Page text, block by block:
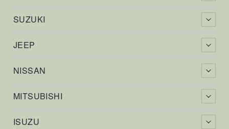
SUZUKI
JEEP
NISSAN
MITSUBISHI
ISUZU